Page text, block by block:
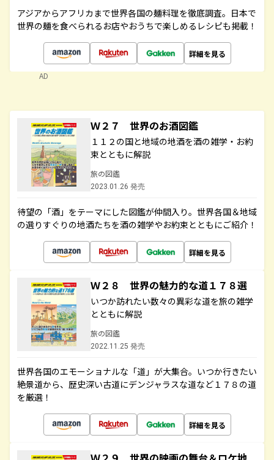
アジアからアフリカまで世界各国の麺料理を徹底調査。日本で
世界の麺を食べられるお店やおうちで楽しめるレシピも掲載！
詳細を見る
AD
Ｗ２７ 世界のお酒図鑑
１１２の国と地域の地酒を酒の雑学・お約
束とともに解説
旅の図鑑
2023.01.26 発売
待望の「酒」をテーマにした図鑑が仲間入り。世界各国＆地域
の選りすぐりの地酒たちを酒の雑学やお約束とともにご紹介！
詳細を見る
Ｗ２８ 世界の魅力的な道１７８選
いつか訪れたい数々の異彩な道を旅の雑学
とともに解説
旅の図鑑
2022.11.25 発売
世界各国のエモーショナルな「道」が大集合。いつか行きたい
絶景道から、歴史深い古道にデンジャラスな道など１７８の道
を厳選！
詳細を見る